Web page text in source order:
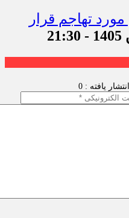
مورد تهاجم قرار
انتشار یافته : 0